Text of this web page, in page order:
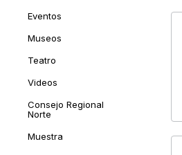
Eventos
Museos
Teatro
Videos
Consejo Regional
Norte
Muestra